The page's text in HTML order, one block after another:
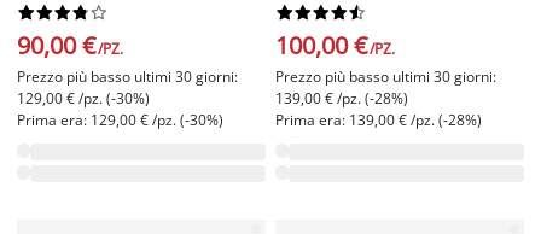






90,00 €/PZ.
Prezzo più basso ultimi 30 giorni:
129,00 € /pz. (-30%)
Prima era: 129,00 € /pz. (-30%)






100,00 €/PZ.
Prezzo più basso ultimi 30 giorni:
139,00 € /pz. (-28%)
Prima era: 139,00 € /pz. (-28%)